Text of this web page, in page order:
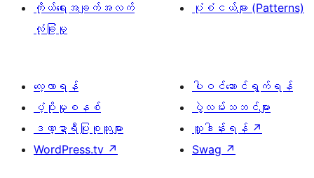
ကိုယ်ရေးအချက်အလက်
လုံခြုံမှု
ပုံစံငယ်များ (Patterns)
လေ့လာရန်
ပံ့ပိုးမှုစနစ်
ဒဏ္ဍာရီပြုစုသူများ
WordPress.tv ↗
ပါဝင်ဆောင်ရွက်ရန်
ပွဲလမ်းသဘင်များ
လှူဒါန်းရန် ↗
Swag ↗